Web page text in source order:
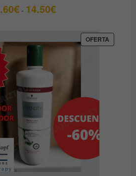
€ - 14.50€Rango
9.60€
OFERTA
EN